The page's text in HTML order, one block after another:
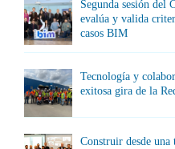
Segunda sesión del
evalúa y valida
casos BIM
Tecnología y
exitosa gira de la
Construir desde